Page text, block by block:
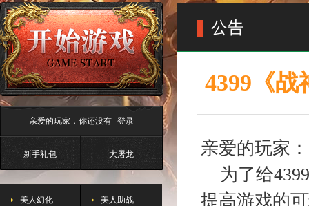
亲爱的玩家，你还没有 登录
新手礼包 大屠龙
美人幻化 美人助战
公告
4399《战
亲爱的玩家：
为了给
提高游戏的